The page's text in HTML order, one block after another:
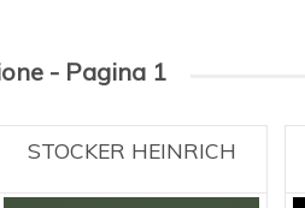
- Pagina 1
STOCKER HEINRICH